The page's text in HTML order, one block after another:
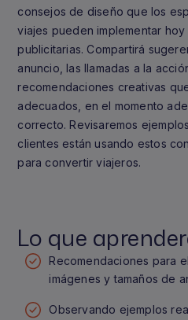
consejos de diseño que los
viajes pueden implementar
publicitarias. Compartirá
anuncio, las llamadas a la
recomendaciones creativas
adecuados, en el momento
correcto. Revisaremos
clientes están usando estos
para convertir viajeros.
Lo que
Recomendaciones para
imágenes y tamaños de
Observando ejemplos